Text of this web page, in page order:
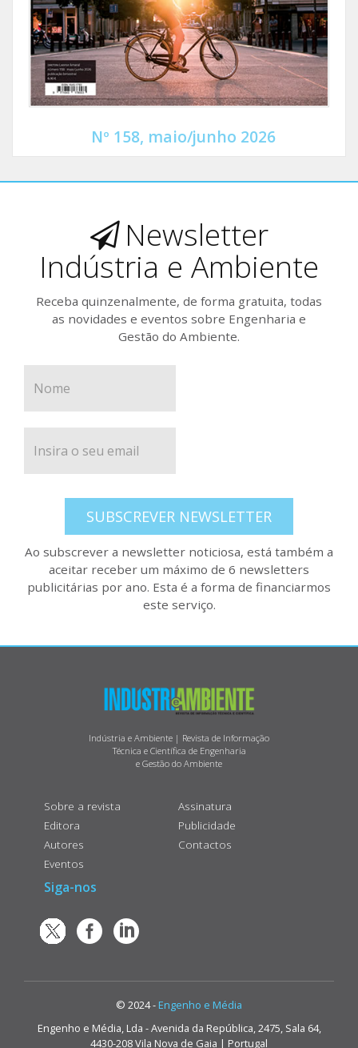
Nº 158, maio/junho 2026
Newsletter
Indústria e Ambiente
Receba quinzenalmente, de forma gratuita, todas
as novidades e eventos sobre Engenharia e
Gestão do Ambiente.
SUBSCREVER NEWSLETTER
Ao subscrever a newsletter noticiosa, está também a
aceitar receber um máximo de 6 newsletters
publicitárias por ano. Esta é a forma de financiarmos
este serviço.
Indústria e Ambiente | Revista de Informação
Técnica e Científica de Engenharia
e Gestão do Ambiente
Sobre a revista
Editora
Autores
Eventos
Assinatura
Publicidade
Contactos
Siga-nos
© 2024 - Engenho e Média
Engenho e Média, Lda - Avenida da República, 2475, Sala 64,
4430-208 Vila Nova de Gaia | Portugal